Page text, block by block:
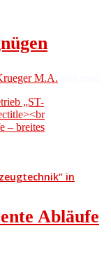
M.A.
in
Abläufe